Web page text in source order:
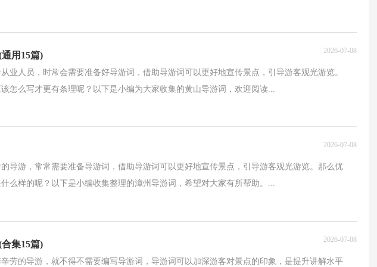
用15篇) 2026-07-08
业人员，时常会需要准备好导游词，借助导游词可以更好地宣传景点，引导游客观光游览。
怎么写才更有条理呢？以下是小编为大家收集的黄山导游词，欢迎阅读...
2026-07-08
导游，常常需要准备导游词，借助导游词可以更好地宣传景点，引导游客观光游览。那么优
么样的呢？以下是小编收集整理的漳州导游词，希望对大家有所帮助。...
集15篇) 2026-07-08
劳的导游，就不得不需要编写导游词，导游词可以加深游客对景点的印象，是提升讲解水平